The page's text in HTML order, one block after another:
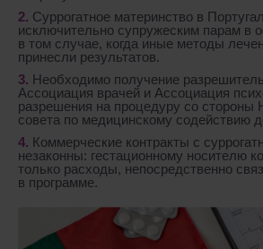
Суррогатное материнство в
исключительно супружеским парам в
в том случае, когда иные методы
принесли результатов.
Необходимо получение
Ассоциация врачей и Ассоциация
разрешения на процедуру со стороны
совета по медицинскому содействию
Коммерческие контракты с
незаконны: гестационному носителю
только расходы, непосредственно
в программе.